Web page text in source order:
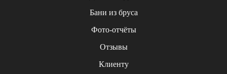
Бани из бруса
Фото-отчёты
Отзывы
Клиенту